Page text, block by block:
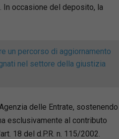
di risanabilità
di ristrutturazione, fino
i creditori. Una guida
list ed “errori da
del Codice della crisi
prassi professionale e
di Mandico&Partners.
liquidatore e
occasione del deposito, la
un percorso di aggiornamento
nel settore della giustizia
delle Entrate, sostenendo
esclusivamente al contributo
18 del d.P.R. n. 115/2002.